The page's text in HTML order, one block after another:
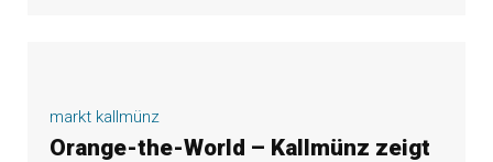
markt kallmünz
Orange-the-World – Kallmünz zeigt